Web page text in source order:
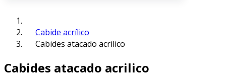
Cabide acrílico
Cabides atacado acrilico
Cabides atacado acrilico